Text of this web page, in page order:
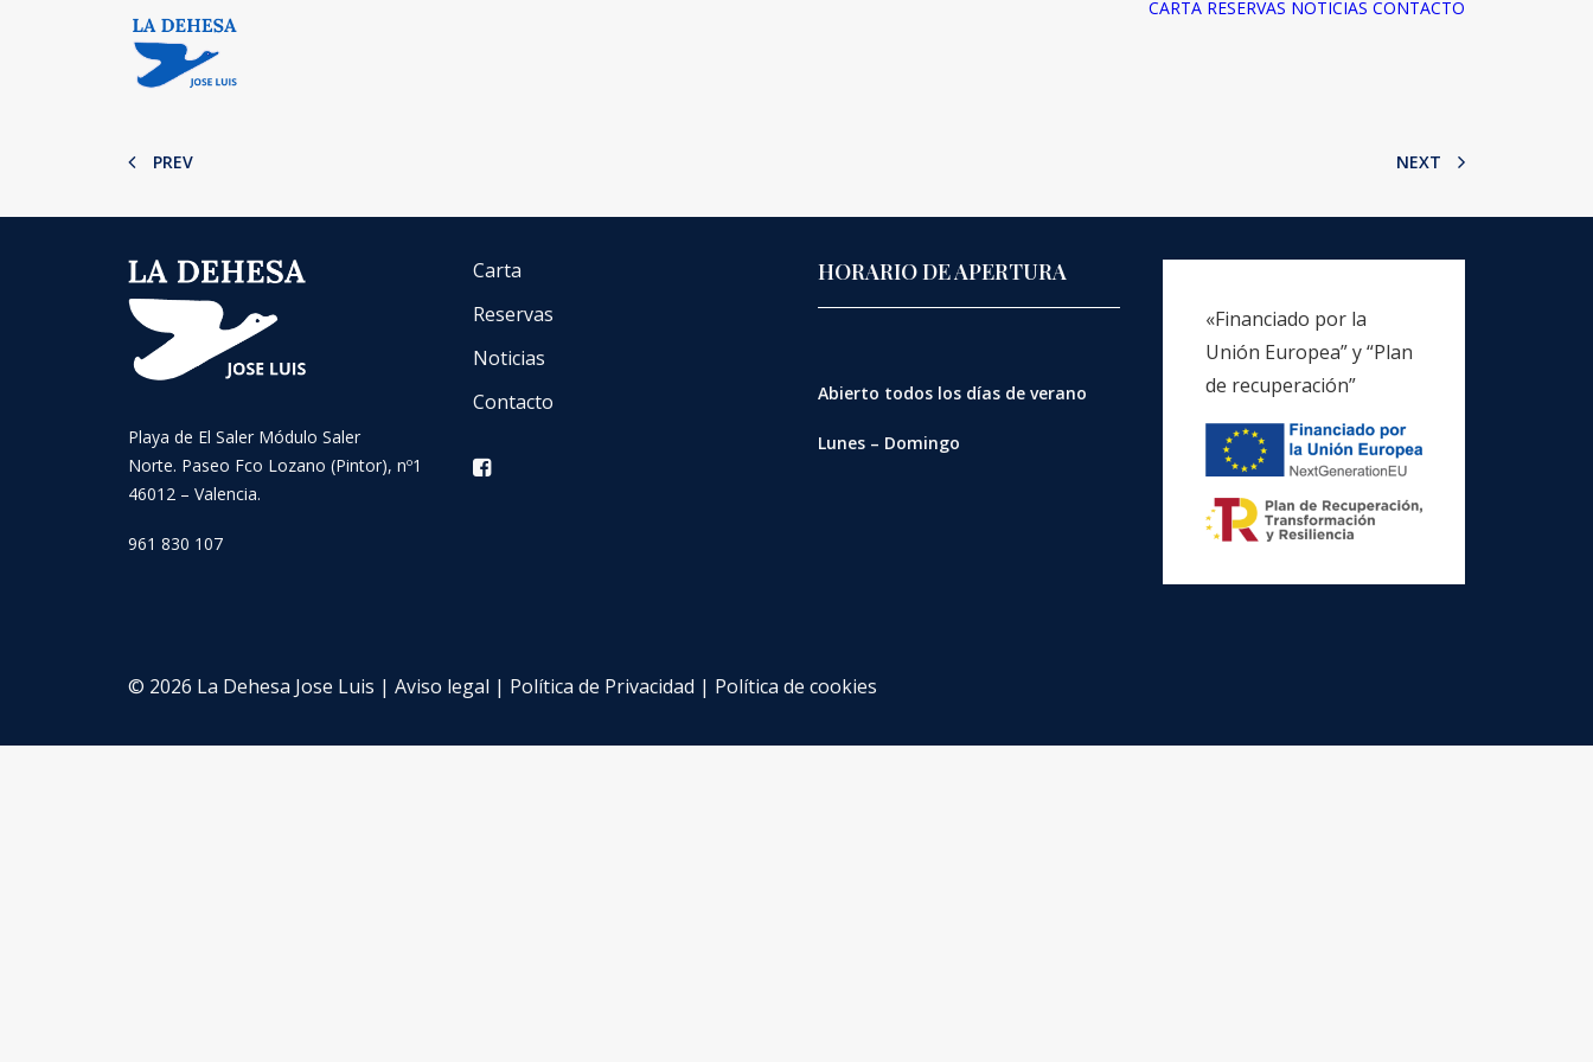
CARTA RESERVAS NOTICIAS CONTACTO
PREV NEXT
Playa de El Saler Módulo Saler
Norte. Paseo Fco Lozano (Pintor), nº1
46012 – Valencia.
961 830 107
Carta
Reservas
Noticias
Contacto
HORARIO DE APERTURA
Abierto todos los días de verano
Lunes – Domingo
«Financiado por la
Unión Europea” y “Plan
de recuperación”
© 2026 La Dehesa Jose Luis | Aviso legal | Política de Privacidad | Política de cookies